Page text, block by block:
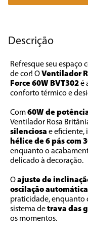
Descrição
Refresque seu
de cor! O Ventilador
Force 60W BVT302 é
conforto térmico e
Com 60W de
silenciosa
hélice de 6 pás com
enquanto o
delicado à decoração.
O ajuste de
oscilação automática
praticidade, enquanto
sistema de trava das
os momentos.
7º liquidificador
9º forno
10º ventilador